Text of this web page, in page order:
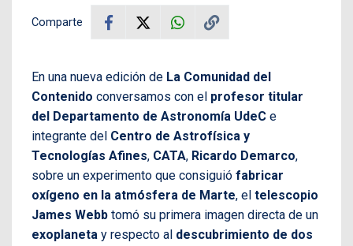
Comparte
En una nueva edición de La Comunidad del
Contenido conversamos con el profesor titular
del Departamento de Astronomía UdeC e
integrante del Centro de Astrofísica y
Tecnologías Afines, CATA, Ricardo Demarco,
sobre un experimento que consiguió fabricar
oxígeno en la atmósfera de Marte, el telescopio
James Webb tomó su primera imagen directa de un
exoplaneta y respecto al descubrimiento de dos